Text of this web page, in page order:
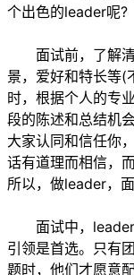
个出色的leader呢?
面试前，了解清
景，爱好和特长等(
时，根据个人的专
段的陈述和总结机
大家认同和信任你
话有道理而相信，
所以，做leader，
面试中，leader
引领是首选。只有
题时，他们才愿意